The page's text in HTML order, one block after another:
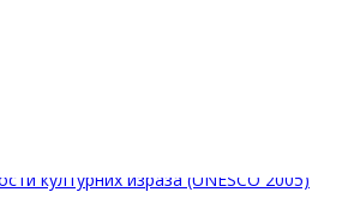
за
културних израза (UNESCO 2005)